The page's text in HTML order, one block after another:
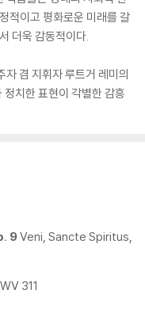
적이고 평화로운 미래를 갈
더욱 감동적이다.
겸 지휘자 루트거 레미의
치한 표현이 각별한 감흥
9Veni, Sancte Spiritus,
311